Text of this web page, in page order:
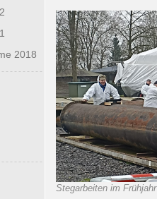
2018
Stegarbeiten im Frühjahr